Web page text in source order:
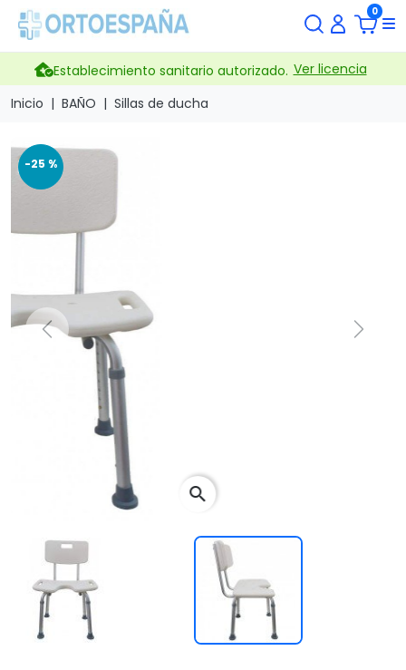
0
Establecimiento sanitario autorizado. Ver licencia
Inicio
BAÑO Sillas de ducha
-25 %
Previous Next